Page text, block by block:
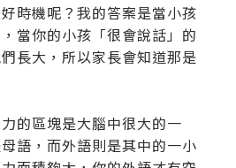
時機呢？我的答案是當小孩
當你的小孩「很會說話」的
長大，所以家長會知道那是
的區塊是大腦中很大的一
語，而外語則是其中的一小